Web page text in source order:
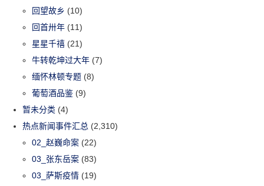
回望故乡 (10)
回首卅年 (11)
星星千禧 (21)
牛转乾坤过大年 (7)
缅怀林顿专题 (8)
葡萄酒品鉴 (9)
暂未分类 (4)
热点新闻事件汇总 (2,310)
02_赵巍命案 (22)
03_张东岳案 (83)
03_萨斯疫情 (19)